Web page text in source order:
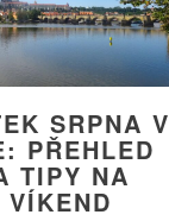
SRPNA V
PŘEHLED
TIPY NA
VÍKEND